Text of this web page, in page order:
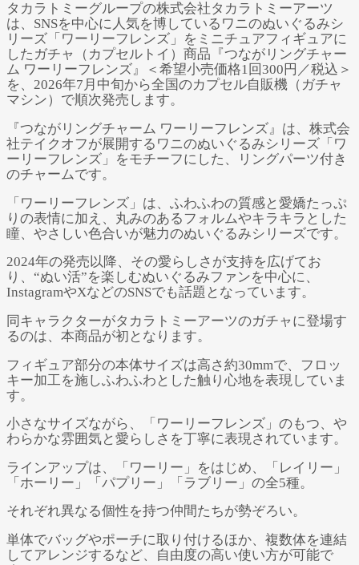
タカラトミーグループの株式会社タカラトミーアーツ
は、SNSを中心に人気を博しているワニのぬいぐるみシ
リーズ「ワーリーフレンズ」をミニチュアフィギュアに
したガチャ（カプセルトイ）商品『つながリングチャー
ム ワーリーフレンズ』＜希望小売価格1回300円／税込＞
を、2026年7月中旬から全国のカプセル自販機（ガチャ
マシン）で順次発売します。
『つながリングチャーム ワーリーフレンズ』は、株式会
社テイクオフが展開するワニのぬいぐるみシリーズ「ワ
ーリーフレンズ」をモチーフにした、リングパーツ付き
のチャームです。
「ワーリーフレンズ」は、ふわふわの質感と愛嬌たっぷ
りの表情に加え、丸みのあるフォルムやキラキラとした
瞳、やさしい色合いが魅力のぬいぐるみシリーズです。
2024年の発売以降、その愛らしさが支持を広げてお
り、“ぬい活”を楽しむぬいぐるみファンを中心に、
InstagramやXなどのSNSでも話題となっています。
同キャラクターがタカラトミーアーツのガチャに登場す
るのは、本商品が初となります。
フィギュア部分の本体サイズは高さ約30mmで、フロッ
キー加工を施しふわふわとした触り心地を表現していま
す。
小さなサイズながら、「ワーリーフレンズ」のもつ、や
わらかな雰囲気と愛らしさを丁寧に表現されています。
ラインアップは、「ワーリー」をはじめ、「レイリー」
「ホーリー」「パプリー」「ラブリー」の全5種。
それぞれ異なる個性を持つ仲間たちが勢ぞろい。
単体でバッグやポーチに取り付けるほか、複数体を連結
してアレンジするなど、自由度の高い使い方が可能で